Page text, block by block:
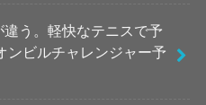
う。軽快なテニスで予
ンビルチャレンジャー予